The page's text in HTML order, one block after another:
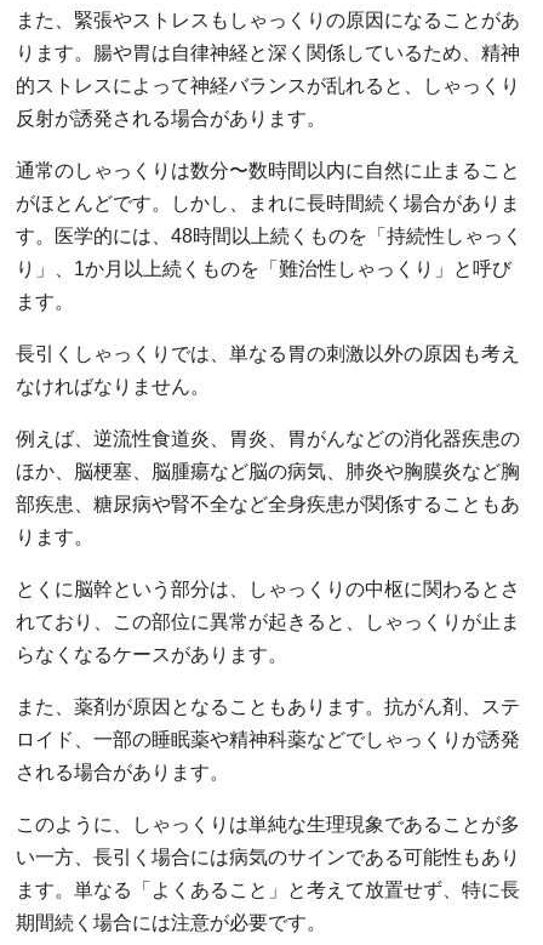
また、緊張やストレスもしゃっくりの原因になることがあ
ります。腸や胃は自律神経と深く関係しているため、精神
的ストレスによって神経バランスが乱れると、しゃっくり
反射が誘発される場合があります。
通常のしゃっくりは数分〜数時間以内に自然に止まること
がほとんどです。しかし、まれに長時間続く場合がありま
す。医学的には、48時間以上続くものを「持続性しゃっく
り」、1か月以上続くものを「難治性しゃっくり」と呼び
ます。
長引くしゃっくりでは、単なる胃の刺激以外の原因も考え
なければなりません。
例えば、逆流性食道炎、胃炎、胃がんなどの消化器疾患の
ほか、脳梗塞、脳腫瘍など脳の病気、肺炎や胸膜炎など胸
部疾患、糖尿病や腎不全など全身疾患が関係することもあ
ります。
とくに脳幹という部分は、しゃっくりの中枢に関わるとさ
れており、この部位に異常が起きると、しゃっくりが止ま
らなくなるケースがあります。
また、薬剤が原因となることもあります。抗がん剤、ステ
ロイド、一部の睡眠薬や精神科薬などでしゃっくりが誘発
される場合があります。
このように、しゃっくりは単純な生理現象であることが多
い一方、長引く場合には病気のサインである可能性もあり
ます。単なる「よくあること」と考えて放置せず、特に長
期間続く場合には注意が必要です。